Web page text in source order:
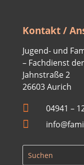
Kontakt /
Jugend- und
– Fachdienst
Jahnstraße 2
26603 Aurich
 04941 –
